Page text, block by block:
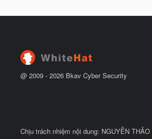
y
ầ
@ 2009 - 2026 Bkav Cyber Security
Chịu trách nhiệm nội dung: NGUYỄN